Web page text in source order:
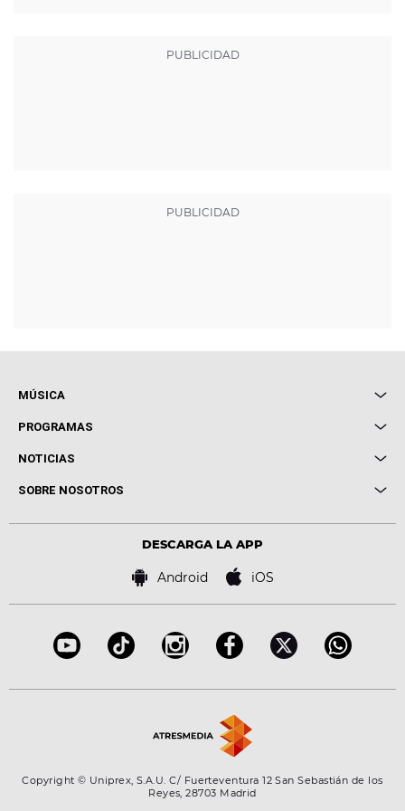
MÚSICA
Local de Ensayo Europa FM
Conciertos
PROGRAMAS
Cuerpos especiales
Locutores Europa FM
NOTICIAS
Cine y Televisión
Virales
SOBRE NOSOTROS
Bases de concursos
DESCARGA LA APP
Android iOS
Copyright © Uniprex, S.A.U. C/ Fuerteventura 12 San Sebastián de los
Reyes, 28703 Madrid